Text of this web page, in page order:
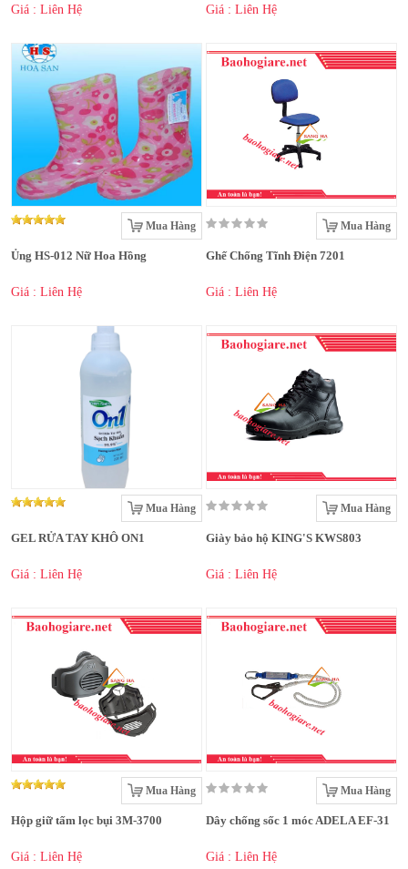
Giá : Liên Hệ
Giá : Liên Hệ
Mua Hàng
Ủng HS-012 Nữ Hoa Hồng
Giá : Liên Hệ
Mua Hàng
Ghế Chống Tĩnh Điện 7201
Giá : Liên Hệ
Mua Hàng
GEL RỬA TAY KHÔ ON1
Giá : Liên Hệ
Mua Hàng
Giày bảo hộ KING'S KWS803
Giá : Liên Hệ
Mua Hàng
Hộp giữ tấm lọc bụi 3M-3700
Giá : Liên Hệ
Mua Hàng
Dây chống sốc 1 móc ADELA EF-31
Giá : Liên Hệ